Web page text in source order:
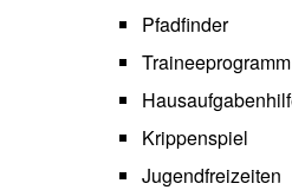
Pfadfinder(opens
Traineeprogramm
Krippenspiel
Jugendfreizeiten